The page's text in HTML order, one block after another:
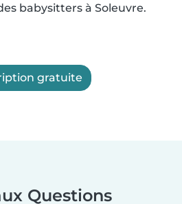
babysitters à Soleuvre.
gratuite
Questions